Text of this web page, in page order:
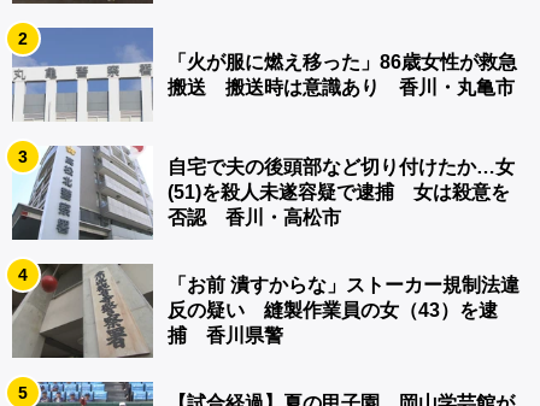
2
「火が服に燃え移った」86歳女性が救急
搬送 搬送時は意識あり 香川・丸亀市
3
自宅で夫の後頭部など切り付けたか…女
(51)を殺人未遂容疑で逮捕 女は殺意を
否認 香川・高松市
4
「お前 潰すからな」ストーカー規制法違
反の疑い 縫製作業員の女（43）を逮
捕 香川県警
5